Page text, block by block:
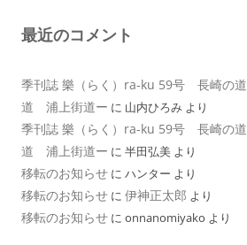
最近のコメント
季刊誌 樂（らく）ra-ku 59号 長崎の
道 浦上街道ー に 山内ひろみ より
季刊誌 樂（らく）ra-ku 59号 長崎の
道 浦上街道ー に 半田弘美 より
移転のお知らせ に ハンター より
移転のお知らせ に 伊神正太郎 より
移転のお知らせ に onnanomiyako より